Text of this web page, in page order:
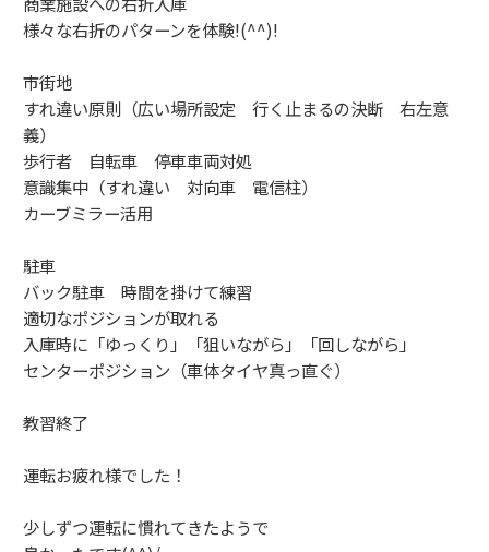
様々な右折のパターンを体験!(^^)!
市街地
すれ違い原則（広い場所設定 行く止まるの決断 右左意
義）
歩行者 自転車 停車車両対処
意識集中（すれ違い 対向車 電信柱）
カーブミラー活用
駐車
バック駐車 時間を掛けて練習
適切なポジションが取れる
入庫時に「ゆっくり」「狙いながら」「回しながら」
センターポジション（車体タイヤ真っ直ぐ）
教習終了
運転お疲れ様でした！
少しずつ運転に慣れてきたようで